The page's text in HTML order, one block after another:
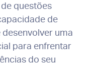
questões
de
uma
para enfrentar
do seu